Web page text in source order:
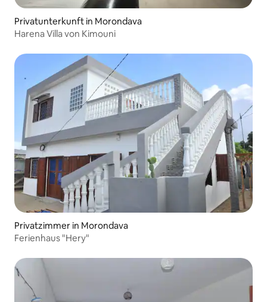
Privatunterkunft in Morondava
Harena Villa von Kimouni
Privatzimmer in Morondava
Ferienhaus "Hery"